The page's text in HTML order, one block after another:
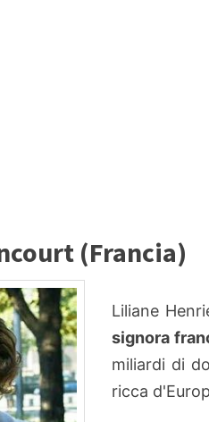
(Francia)
Liliane
signora
miliardi di
ricca